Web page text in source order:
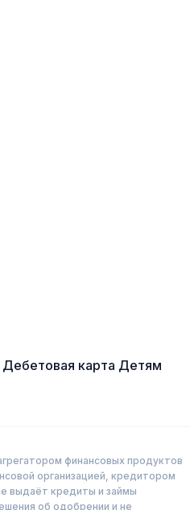
Дебетовая карта Детям
финансовых продуктов
организацией, кредитором
выдаёт кредиты и займы
об одобрении и не